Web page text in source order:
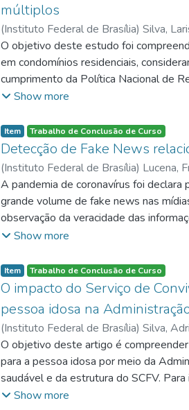
múltiplos
(Instituto Federal de Brasília) Silva,
O objetivo deste estudo foi
em condomínios residenciais,
cumprimento da Política Nacional de
metodologia aplicada consistiu em
entrevista. O questionário foi
sendo adaptado aos objetivos desta
de custos, para a preservação
compostagem, ecopontos e parcerias
da PNRS. Entre os desafios
investimentos e as dificuldades para
uma importante ferramenta para a
Show more
Item Trabalho de Conclusão de Curso
Detecção de Fake News
(Instituto Federal de Brasília) Lucena,
A pandemia de coronavírus foi
grande volume de fake news nas
observação da veracidade das
construção de algoritmos capazes de
compreensão da linguagem humana e
aplicação de técnicas de PLN permite
a partir de regras de classificação
ferramenta de IA capaz de analisar e
Para isso, foi construído um corpus
implementada em linguagem de
das notícias, a fim de garantir que
aquelas com conteúdo verdadeiro
processamento dos dados e extração
Show more
Item Trabalho de Conclusão de Curso
O impacto do Serviço de
pessoa idosa na
(Instituto Federal de Brasília) Silva,
O objetivo deste artigo é
para a pessoa idosa por meio da
saudável e da estrutura do SCFV.
assistência social, recorrendo às
Show more